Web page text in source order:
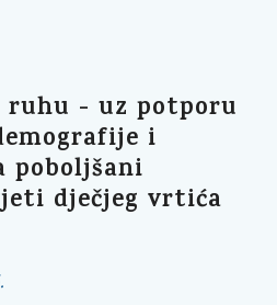
- uz potporu
i
poboljšani
dječjeg vrtića